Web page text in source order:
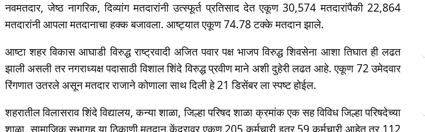
नवमतदार, जेष्ठ नागरिक, दिव्यांग मतदारांनी उत्स्फूर्त प्रतिसाद देत एकूण 30,574 मतदारांपैकी 22,864
मतदारांनी आपला मतदानाचा हक्क बजावला. आष्ट्यात एकूण 74.78 टक्के मतदान झाले.
आष्टा शहर विकास आघाडी विरुद्ध राष्ट्रवादी अजित पवार पक्ष भाजप विरुद्ध शिवसेना आशा तिघात ही लढत
झाली असली तर नगराध्यक्ष पदासाठी विशाल शिंदे विरुद्ध प्रवीण माने अशी दुहेरी लढत आहे. एकूण 72 उमेदवार
रिंगणात उतरले असून मतदार राजाने कोणाला साथ दिली हे 21 डिसेंबर ला स्पष्ट होईल.
शहरातील विलासराव शिंदे विद्यालय, कन्या शाळा, जिल्हा परिषद शाळा क्रमांक एक सह विविध जिल्हा परिषदेच्या
शाळा, सामाजिक सभागृह या ठिकाणी मतदान केंद्रावर एकूण 205 कर्मचारी इतर 59 कर्मचारी आहेत तर 112